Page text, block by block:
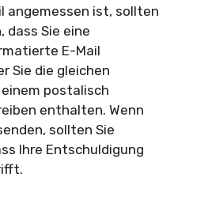
angemessen ist, sollten
dass Sie eine
E-Mail
Sie die gleichen
postalisch
enthalten. Wenn
sollten Sie
Ihre Entschuldigung